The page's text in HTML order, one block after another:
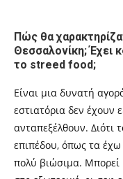
Πώς θα
Θεσσαλονίκη; Έχει
το streed food;
Eίναι μια δυνατή
εστιατόρια δεν έχουν
ανταπεξέλθουν. Διότι τ
επιπέδου, όπως τα
πολύ βιώσιμα. Μπορεί